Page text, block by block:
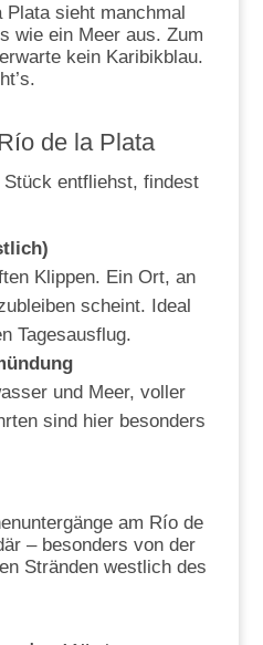
sieht manchmal
wie ein Meer aus. Zum
kein Karibikblau.
de la Plata
entfliehst, findest
Klippen. Ein Ort, an
scheint. Ideal
Tagesausflug.
und Meer, voller
sind hier besonders
am Río de
– besonders von der
Stränden westlich des